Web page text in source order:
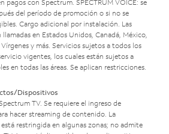
pagos con Spectrum. SPECTRUM VOICE: se
del período de promoción o si no se
Cargo adicional por instalación. Las
en Estados Unidos, Canadá, México,
y más. Servicios sujetos a todos los
vigentes, los cuales están sujetos a
en todas las áreas. Se aplican restricciones.
Dispositivos
TV. Se requiere el ingreso de
hacer streaming de contenido. La
restringida en algunas zonas; no admite